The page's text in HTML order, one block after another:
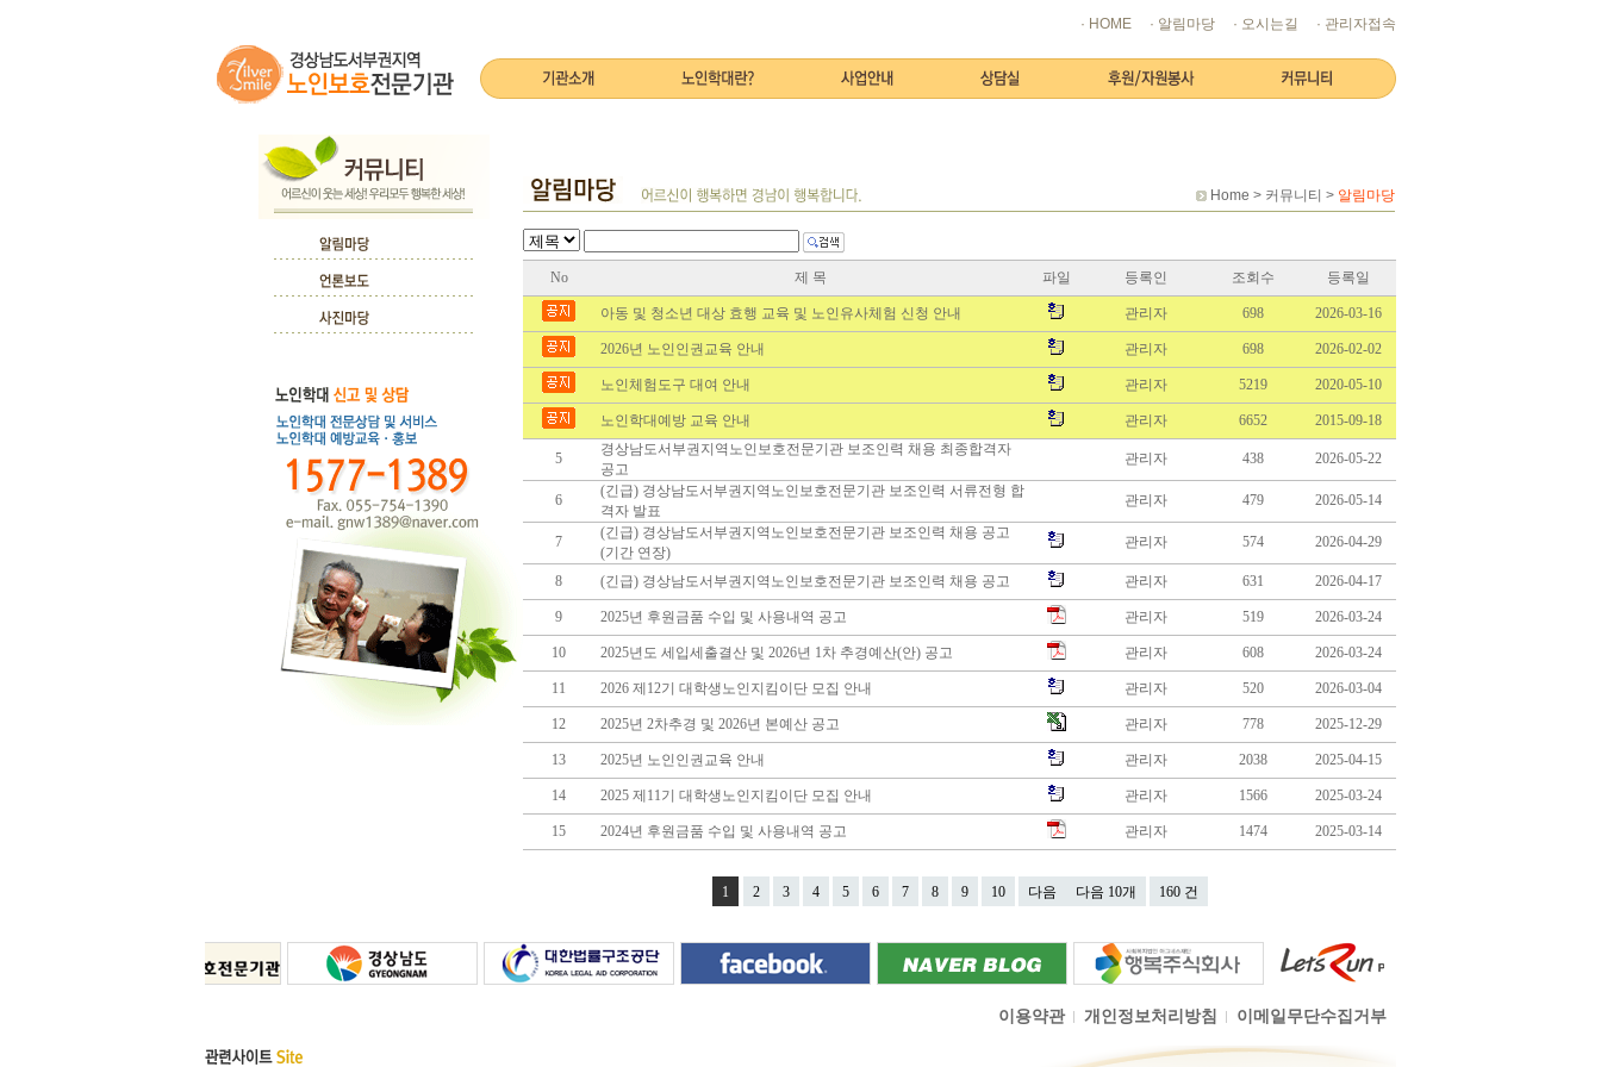
· HOME · 알림마당 · 오시는길 · 관리자접속
Home > 커뮤니티 > 알림마당
No 제 목 파일 등록인 조회수 등록일
아동 및 청소년 대상 효행 교육 및 노인유사체험 신청 안내 관리자 698 2026-03-16
2026년 노인인권교육 안내 관리자 698 2026-02-02
노인체험도구 대여 안내 관리자 5219 2020-05-10
노인학대예방 교육 안내 관리자 6652 2015-09-18
5
경상남도서부권지역노인보호전문기관 보조인력 채용 최종합격자
공고
관리자 438 2026-05-22
6
(긴급) 경상남도서부권지역노인보호전문기관 보조인력 서류전형 합
격자 발표
관리자 479 2026-05-14
7
(긴급) 경상남도서부권지역노인보호전문기관 보조인력 채용 공고
(기간 연장)
관리자 574 2026-04-29
8 (긴급) 경상남도서부권지역노인보호전문기관 보조인력 채용 공고 관리자 631 2026-04-17
9 2025년 후원금품 수입 및 사용내역 공고 관리자 519 2026-03-24
10 2025년도 세입세출결산 및 2026년 1차 추경예산(안) 공고 관리자 608 2026-03-24
11 2026 제12기 대학생노인지킴이단 모집 안내 관리자 520 2026-03-04
12 2025년 2차추경 및 2026년 본예산 공고 관리자 778 2025-12-29
13 2025년 노인인권교육 안내 관리자 2038 2025-04-15
14 2025 제11기 대학생노인지킴이단 모집 안내 관리자 1566 2025-03-24
15 2024년 후원금품 수입 및 사용내역 공고 관리자 1474 2025-03-14
1 2 3 4 5 6 7 8 9 10 다음 다음 10개 160 건
이용약관 개인정보처리방침 이메일무단수집거부